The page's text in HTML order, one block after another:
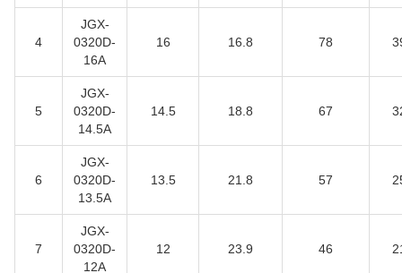
4
JGX-
0320D-
16A
16 16.8 78
5
JGX-
0320D-
14.5Α
14.5 18.8 67
6
JGX-
0320D-
13.5Α
13.5 21.8 57
7
JGX-
0320D-
12A
12 23.9 46